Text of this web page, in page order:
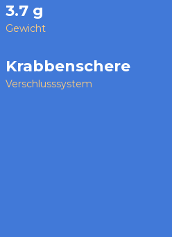
3.7 g
Gewicht
Krabbenschere
Verschlusssystem